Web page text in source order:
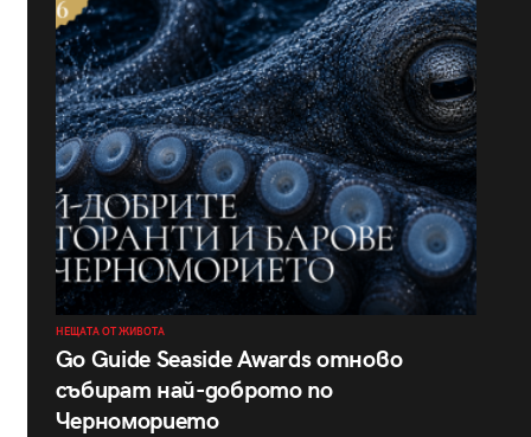
НЕЩАТА ОТ ЖИВОТА
Go Guide Seaside Awards отново
събират най-доброто по
Черноморието